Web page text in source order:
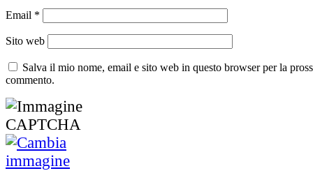
Email *
Sito web
Salva il mio nome, email e sito web in questo browser per la
commento.